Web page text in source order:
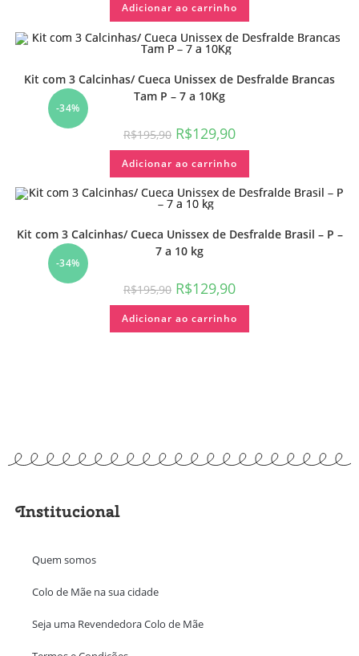
Adicionar ao carrinho
-34%
Kit com 3 Calcinhas/ Cueca Unissex de Desfralde Brancas
Tam P – 7 a 10Kg
R$195,90 R$129,90
Adicionar ao carrinho
-34%
Kit com 3 Calcinhas/ Cueca Unissex de Desfralde Brasil – P –
7 a 10 kg
R$195,90 R$129,90
Adicionar ao carrinho
Institucional
Quem somos
Colo de Mãe na sua cidade
Seja uma Revendedora Colo de Mãe